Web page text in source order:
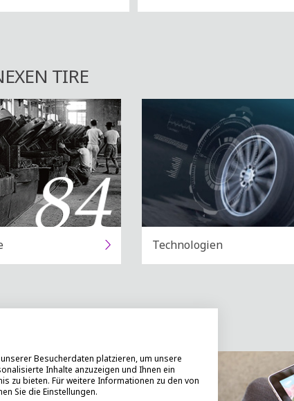
TIRE
Technologien
Besucherdaten platzieren, um unsere
Inhalte anzuzeigen und Ihnen ein
zu bieten. Für weitere Informationen zu den von
Sie die Einstellungen.